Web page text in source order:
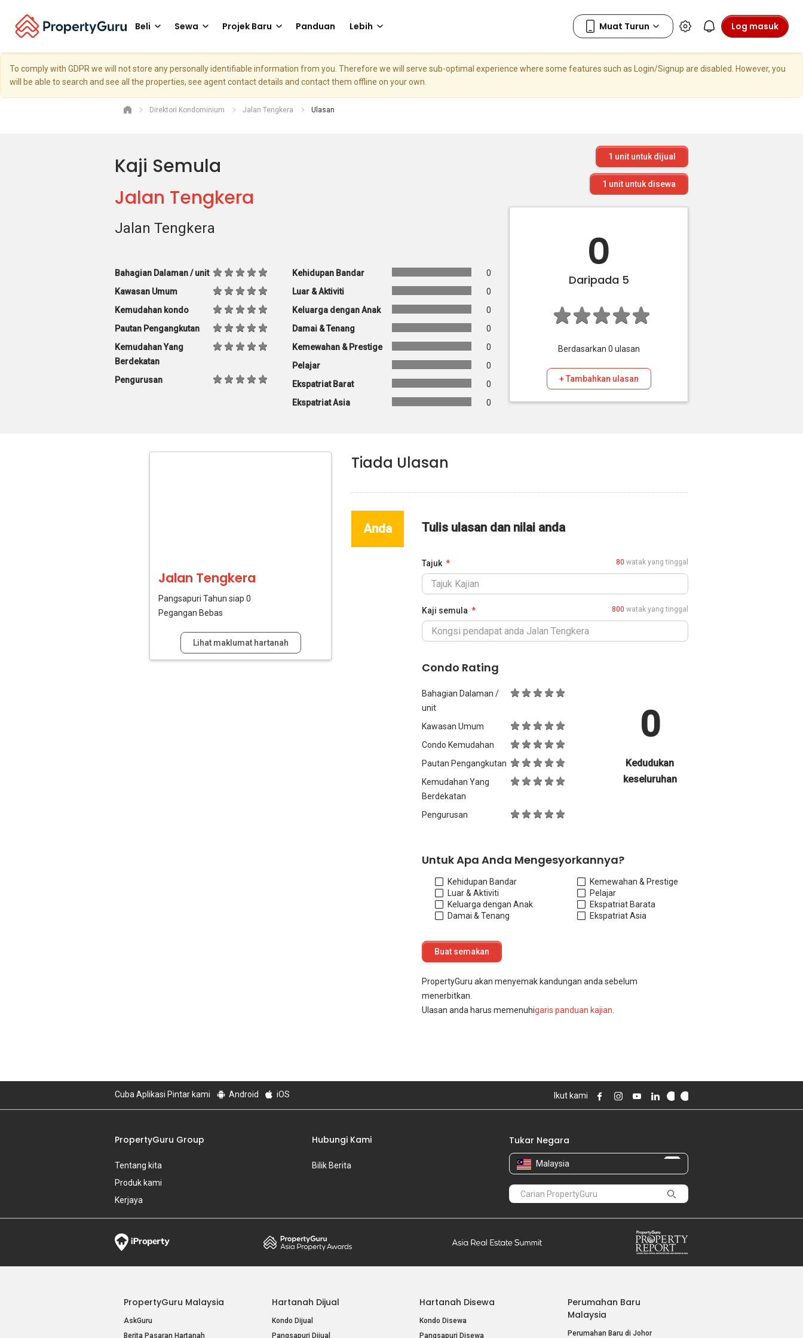
Beli Sewa Projek Baru Panduan Lebih Log masuk
To comply with GDPR we will not store any personally identifiable information from you. Therefore we will serve sub-optimal experience where some features such as Login/Signup are disabled. However, you
will be able to search and see all the properties, see agent contact details and contact them offline on your own.
Direktori Kondominium Jalan Tengkera Ulasan
Kaji Semula
Jalan Tengkera
Jalan Tengkera
Bahagian Dalaman / unit
Kawasan Umum
Kemudahan kondo
Pautan Pengangkutan
Kemudahan Yang
Berdekatan
Pengurusan
Kehidupan Bandar
0
Luar & Aktiviti
0
Keluarga dengan Anak
0
Damai & Tenang
0
Kemewahan & Prestige
0
Pelajar
0
Ekspatriat Barat
0
Ekspatriat Asia
0
1 unit untuk dijual
1 unit untuk disewa
0
Daripada 5
Berdasarkan 0 ulasan
+ Tambahkan ulasan
Jalan Tengkera
Pangsapuri Tahun siap 0
Pegangan Bebas
Lihat maklumat hartanah
Tiada Ulasan
Anda Tulis ulasan dan nilai anda
Tajuk 80 watak yang tinggal
Kaji semula 800 watak yang tinggal
Condo Rating
Bahagian Dalaman /
unit
Kawasan Umum
Condo Kemudahan
Pautan Pengangkutan
Kemudahan Yang
Berdekatan
Pengurusan
0
Kedudukan
keseluruhan
Untuk Apa Anda Mengesyorkannya?
Kehidupan Bandar
Luar & Aktiviti
Keluarga dengan Anak
Damai & Tenang
Kemewahan & Prestige
Pelajar
Ekspatriat Barata
Ekspatriat Asia
PropertyGuru akan menyemak kandungan anda sebelum
menerbitkan.
Ulasan anda harus memenuhigaris panduan kajian
Cuba Aplikasi Pintar kami Android iOS Ikut kami
PropertyGuru Group
Tentang kita
Produk kami
Kerjaya
Hubungi Kami
Bilik Berita
Tukar Negara
Malaysia
PropertyGuru Malaysia
AskGuru
Berita Pasaran Hartanah
Hartanah Dijual
Kondo Dijual
Pangsapuri Dijual
Hartanah Disewa
Kondo Disewa
Pangsapuri Disewa
Perumahan Baru
Malaysia
Perumahan Baru di Johor